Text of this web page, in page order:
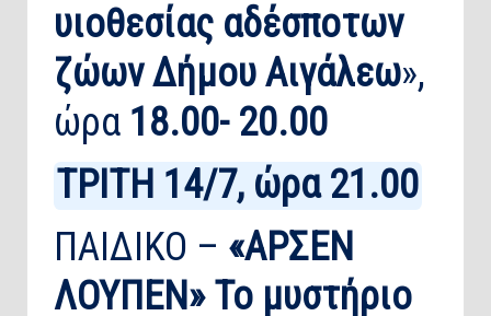
υιοθεσίας αδέσποτων
ζώων Δήμου Αιγάλεω»,
ώρα 18.00- 20.00
ΤΡΙΤΗ 14/7, ώρα 21.00
ΠΑΙΔΙΚΟ – «ΑΡΣΕΝ
ΛΟΥΠΕΝ» Το μυστήριο